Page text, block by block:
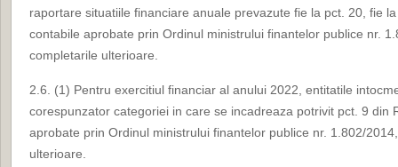
raportare situatiile financiare anuale prevazute fie la pct. 20, fie
contabile aprobate prin Ordinul ministrului finantelor publice nr.
completarile ulterioare.
2.6. (1) Pentru exercitiul financiar al anului 2022, entitatile
corespunzator categoriei in care se incadreaza potrivit pct. 9 din
aprobate prin Ordinul ministrului finantelor publice nr. 1.802/
ulterioare.